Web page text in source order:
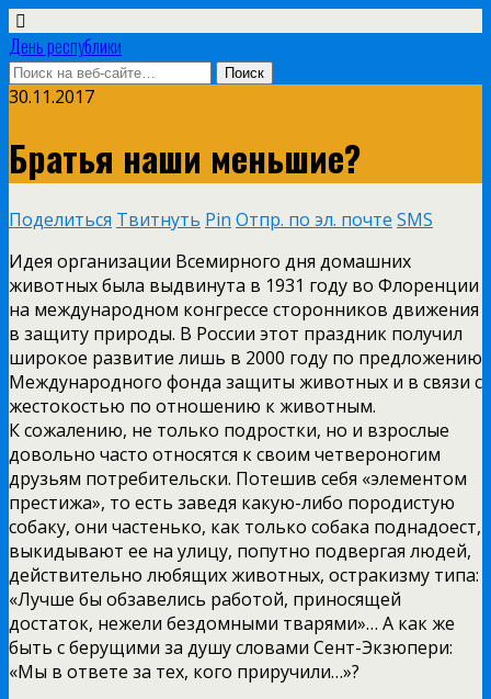
День республики
30.11.2017
Братья наши меньшие?
Поделиться Твитнуть Pin Отпр. по эл. почте SMS
Идея организации Всемирного дня домашних
животных была выдвинута в 1931 году во Флоренции
на международном конгрессе сторонников движения
в защиту природы. В России этот праздник получил
широкое развитие лишь в 2000 году по предложению
Международного фонда защиты животных и в связи с
жестокостью по отношению к животным.
К сожалению, не только подростки, но и взрослые
довольно часто относятся к своим четвероногим
друзьям потребительски. Потешив себя «элементом
престижа», то есть заведя какую-либо породистую
собаку, они частенько, как только собака поднадоест,
выкидывают ее на улицу, попутно подвергая людей,
действительно любящих животных, остракизму типа:
«Лучше бы обзавелись работой, приносящей
достаток, нежели бездомными тварями»… А как же
быть с берущими за душу словами Сент-Экзюпери:
«Мы в ответе за тех, кого приручили…»?